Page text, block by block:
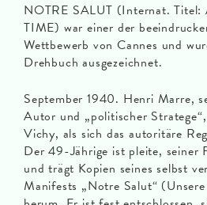
NOTRE SALUT (Internat.
TIME) war einer der
Wettbewerb von Cannes und
Drehbuch ausgezeichnet.
September 1940. Henri Marre,
Autor und „politischer
Vichy, als sich das autoritäre
Der 49-Jährige ist pleite, seiner
und trägt Kopien seines selbst
Manifests „Notre Salut“